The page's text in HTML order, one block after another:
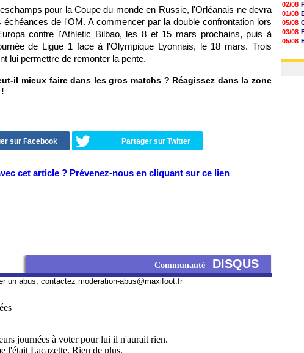
pour la Coupe du monde en Russie, l'Orléanais ne devra
de l'OM. A commencer par la double confrontation lors
contre l'Athletic Bilbao, les 8 et 15 mars prochains, puis à
de Ligue 1 face à l'Olympique Lyonnais, le 18 mars. Trois
lui permettre de remonter la pente.
il mieux faire dans les gros matchs ? Réagissez dans la zone
sur Facebook Partager sur Twitter
cet article ? Prévenez-nous en cliquant sur ce lien
Communauté DISQUS
un abus, contactez moderation-abus@maxifoot.fr
02/08
01/08
05/08
03/08
05/08
03/08